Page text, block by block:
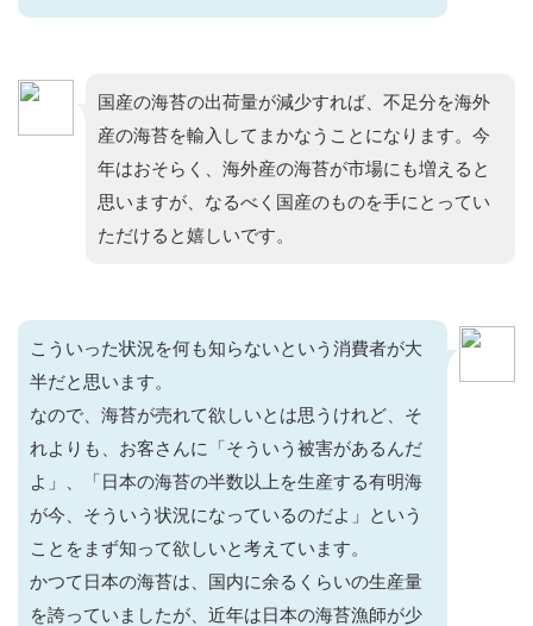
国産の海苔の出荷量が減少すれば、不足分を海外
産の海苔を輸入してまかなうことになります。今
年はおそらく、海外産の海苔が市場にも増えると
思いますが、なるべく国産のものを手にとってい
ただけると嬉しいです。
こういった状況を何も知らないという消費者が大
半だと思います。
なので、海苔が売れて欲しいとは思うけれど、そ
れよりも、お客さんに「そういう被害があるんだ
よ」、「日本の海苔の半数以上を生産する有明海
が今、そういう状況になっているのだよ」という
ことをまず知って欲しいと考えています。
かつて日本の海苔は、国内に余るくらいの生産量
を誇っていましたが、近年は日本の海苔漁師が少